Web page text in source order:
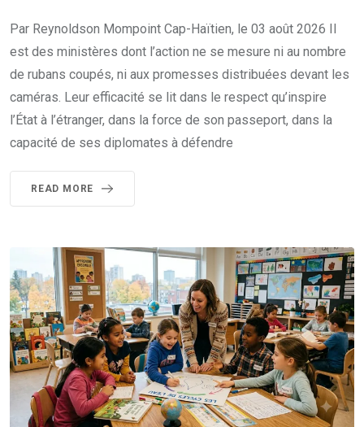
Par Reynoldson Mompoint Cap-Haïtien, le 03 août 2026 Il
est des ministères dont l’action ne se mesure ni au nombre
de rubans coupés, ni aux promesses distribuées devant les
caméras. Leur efficacité se lit dans le respect qu’inspire
l’État à l’étranger, dans la force de son passeport, dans la
capacité de ses diplomates à défendre
READ MORE